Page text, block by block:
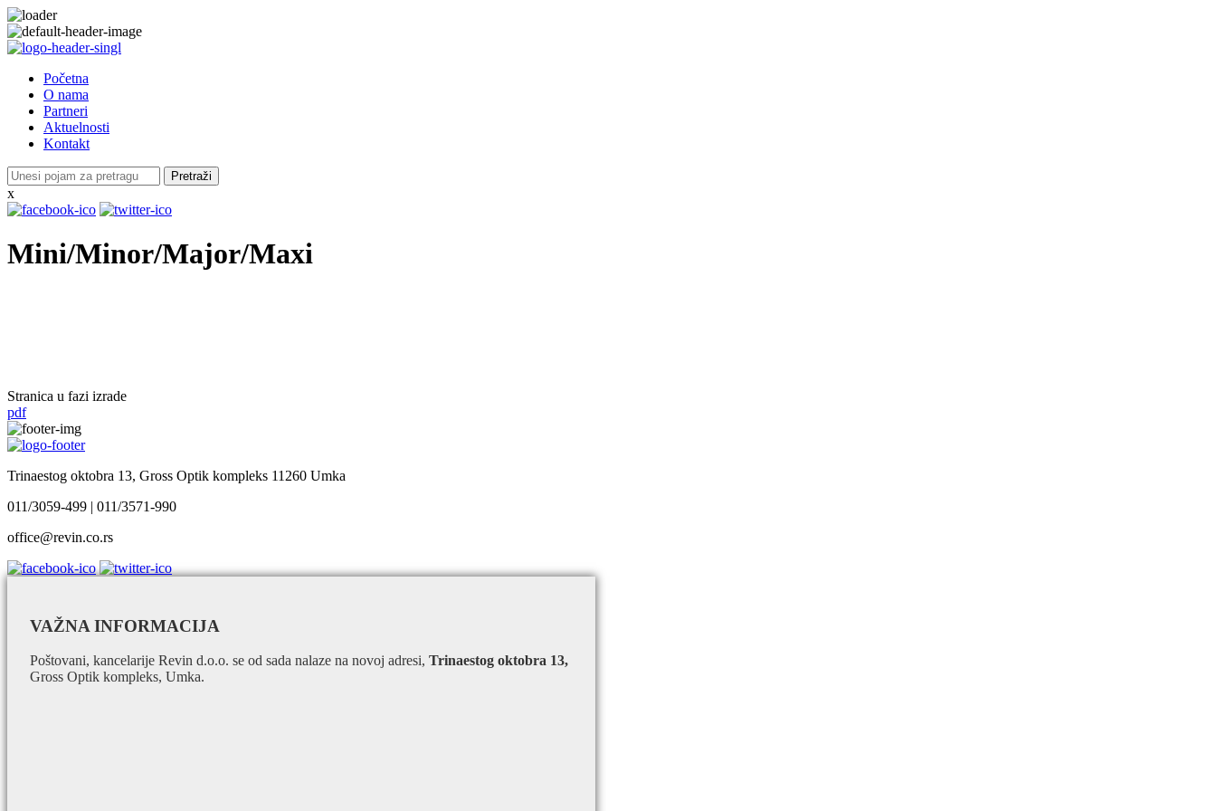
Početna
O nama
Partneri
Aktuelnosti
Kontakt
Pretraži
x
Mini/Minor/Major/Maxi
Stranica u fazi izrade
pdf
Trinaestog oktobra 13, Gross Optik kompleks 11260 Umka
011/3059-499 | 011/3571-990
office@revin.co.rs
VAŽNA INFORMACIJA
Poštovani, kancelarije Revin d.o.o. se od sada nalaze na novoj adresi, Trinaestog oktobra 13,
Gross Optik kompleks, Umka.